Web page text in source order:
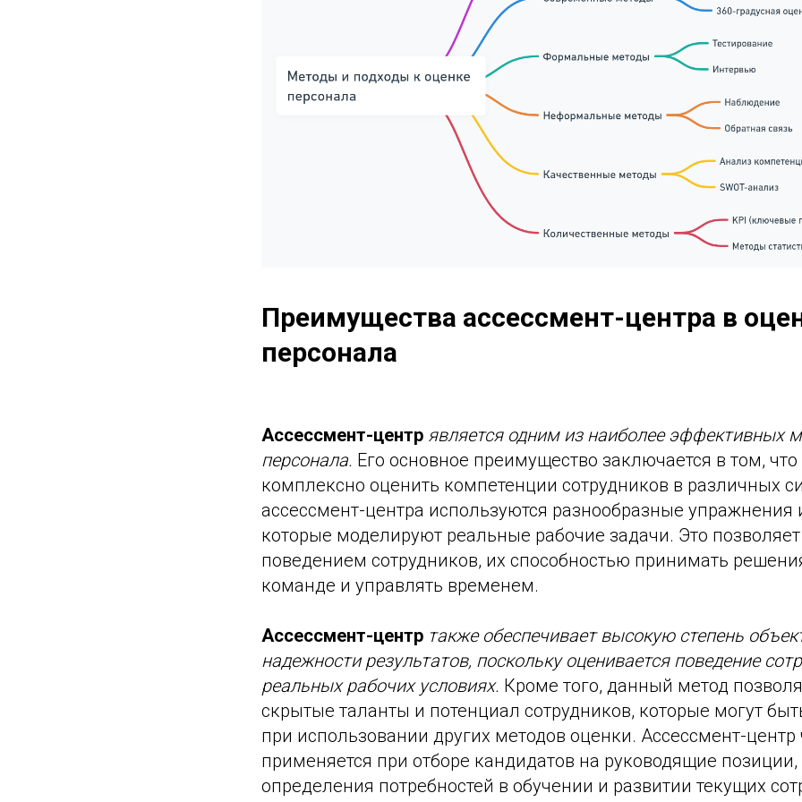
Преимущества ассессмент-центра в
персонала
Ассессмент-центр является одним из наиболее эффективных
персонала. Его основное преимущество заключается в том,
комплексно оценить компетенции сотрудников в различных
ассессмент-центра используются разнообразные упражнения
которые моделируют реальные рабочие задачи. Это
поведением сотрудников, их способностью принимать
команде и управлять временем.
Ассессмент-центр также обеспечивает высокую степень
надежности результатов, поскольку оценивается поведение
реальных рабочих условиях. Кроме того, данный метод
скрытые таланты и потенциал сотрудников, которые могут
при использовании других методов оценки. Ассессмент-центр
применяется при отборе кандидатов на руководящие
определения потребностей в обучении и развитии текущих